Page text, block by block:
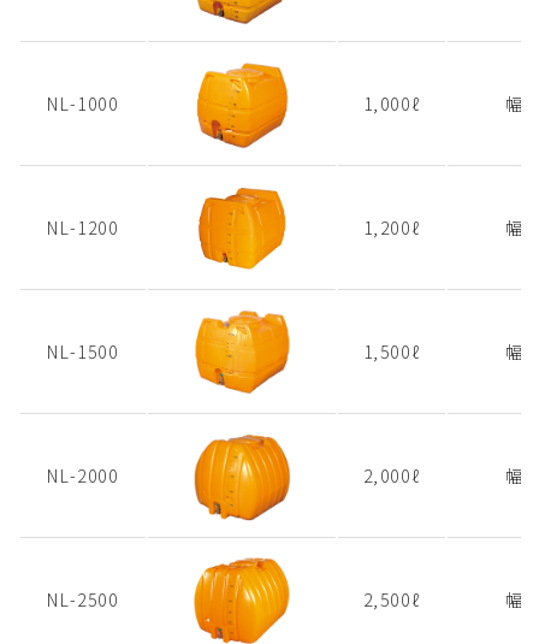
NL-1000 1,000ℓ 幅
NL-1200 1,200ℓ 幅
NL-1500 1,500ℓ 幅
NL-2000 2,000ℓ 幅
NL-2500 2,500ℓ 幅